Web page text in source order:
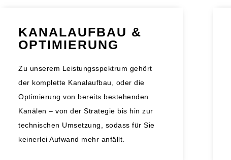
KANALAUFBAU &
OPTIMIERUNG
Zu unserem Leistungsspektrum gehört
der komplette Kanalaufbau, oder die
Optimierung von bereits bestehenden
Kanälen – von der Strategie bis hin zur
technischen Umsetzung, sodass für Sie
keinerlei Aufwand mehr anfällt.